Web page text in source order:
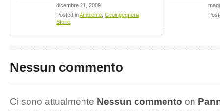
dicembre 21, 2009
Posted inAmbiente Geoingegneria
Storie
Nessun commento
Ci sono attualmente Nessun commento on